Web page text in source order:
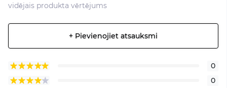
vidējais produkta vērtējums
+ Pievienojiet atsauksmi
0
0